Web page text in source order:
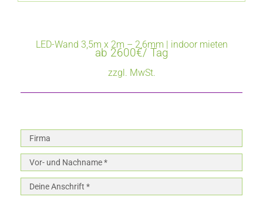
LED-Wand 3,5m x 2m – 2,6mm | indoor mieten
ab 2600€/ Tag
zzgl. MwSt.